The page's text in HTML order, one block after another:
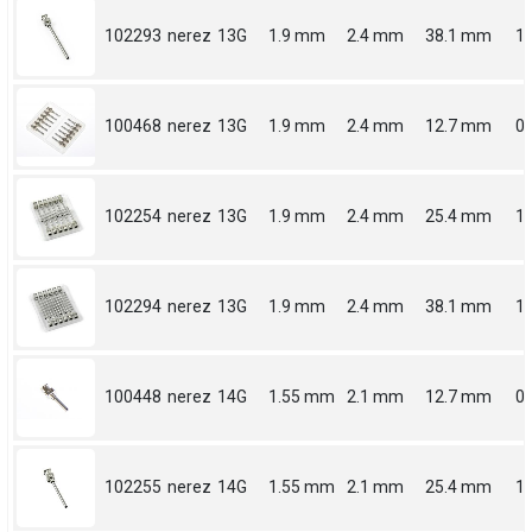
102293 nerez 13G 1.9 mm 2.4 mm 38.1 mm
100468 nerez 13G 1.9 mm 2.4 mm 12.7 mm
102254 nerez 13G 1.9 mm 2.4 mm 25.4 mm 1
102294 nerez 13G 1.9 mm 2.4 mm 38.1 mm
100448 nerez 14G 1.55 mm 2.1 mm 12.7 mm
102255 nerez 14G 1.55 mm 2.1 mm 25.4 mm 1